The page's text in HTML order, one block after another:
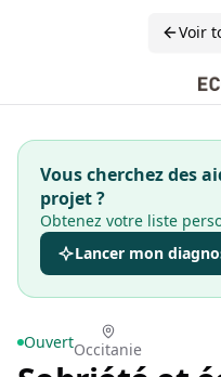
Voir
Vous cherchez des
projet ?
Obtenez votre liste
Lancer mon
OuvertOccitanie